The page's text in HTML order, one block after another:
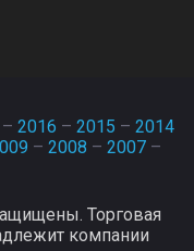
– 2016 – 2015 – 2014
– 2008 – 2007 –
Торговая
компании